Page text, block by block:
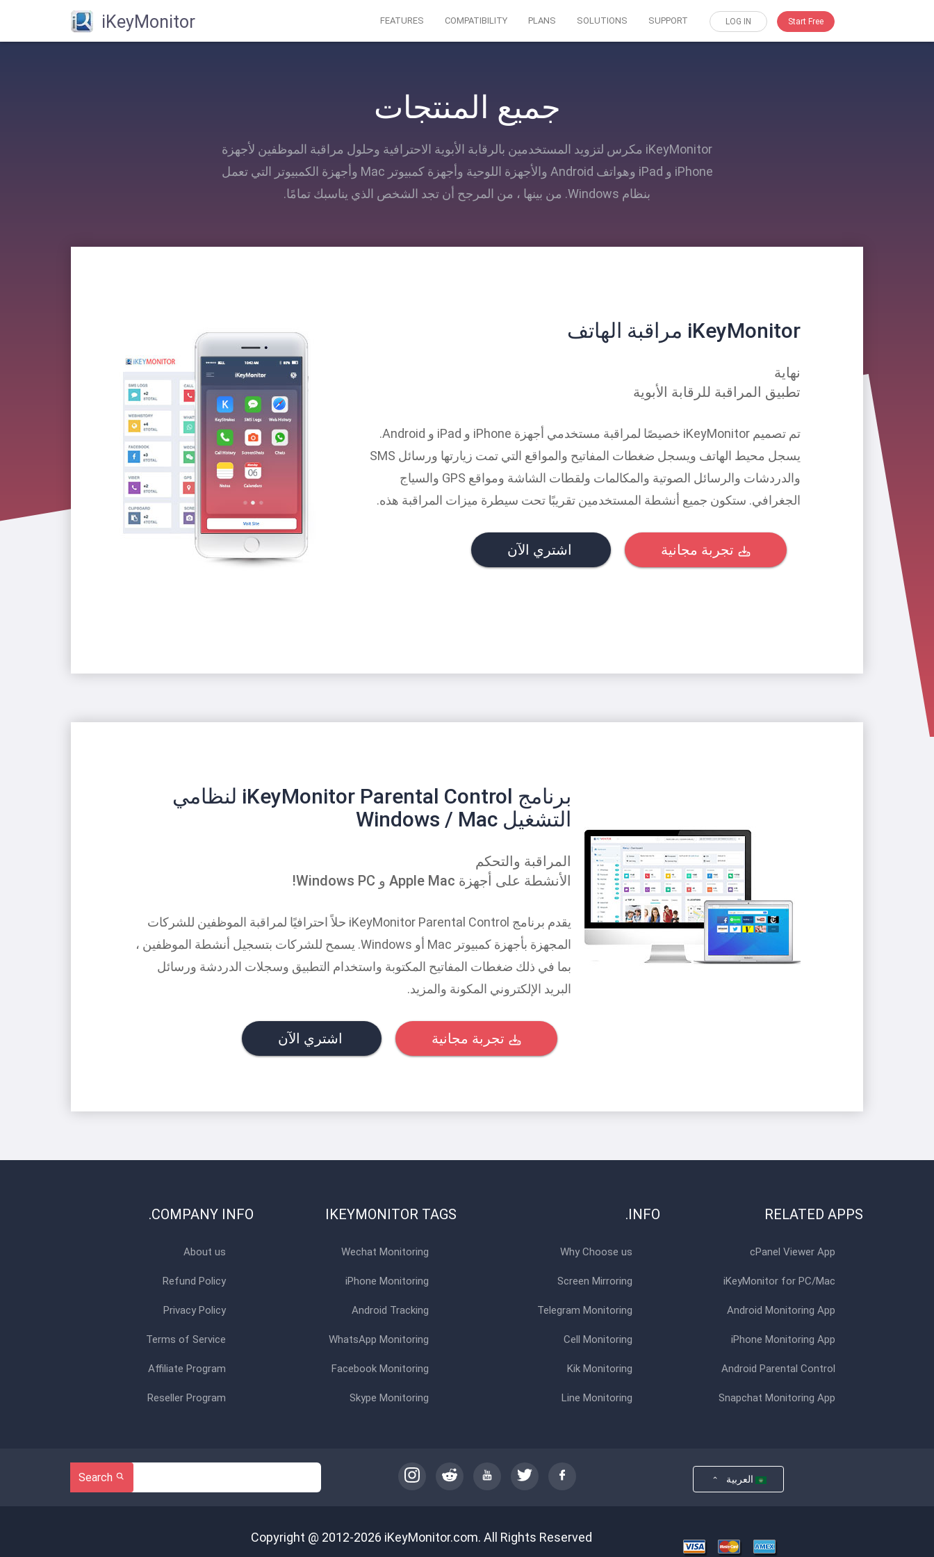
iKeyMonitor FEATURES COMPATIBILITY PLANS SOLUTIONS SUPPORT LOG IN Start Free
جميع المنتجات
iKeyMonitor مكرس لتزويد المستخدمين بالرقابة الأبوية الاحترافية وحلول مراقبة الموظفين لأجهزة
iPhone و iPad وهواتف Android والأجهزة اللوحية وأجهزة كمبيوتر Mac وأجهزة الكمبيوتر التي تعمل
بنظام Windows. من بينها ، من المرجح أن تجد الشخص الذي يناسبك تمامًا.
iKeyMonitor مراقبة الهاتف
نهاية
تطبيق المراقبة للرقابة الأبوية
تم تصميم iKeyMonitor خصيصًا لمراقبة مستخدمي أجهزة iPhone و iPad و Android.
يسجل محيط الهاتف ويسجل ضغطات المفاتيح والمواقع التي تمت زيارتها ورسائل SMS
والدردشات والرسائل الصوتية والمكالمات ولقطات الشاشة ومواقع GPS والسياج
الجغرافي. ستكون جميع أنشطة المستخدمين تقريبًا تحت سيطرة ميزات المراقبة هذه.
تجربة مجانية اشتري الآن
برنامج iKeyMonitor Parental Control لنظامي
التشغيل Windows / Mac
المراقبة والتحكم
الأنشطة على أجهزة Apple Mac و Windows PC!
يقدم برنامج iKeyMonitor Parental Control حلاً احترافيًا لمراقبة الموظفين للشركات
المجهزة بأجهزة كمبيوتر Mac أو Windows. يسمح للشركات بتسجيل أنشطة الموظفين ،
بما في ذلك ضغطات المفاتيح المكتوبة واستخدام التطبيق وسجلات الدردشة ورسائل
البريد الإلكتروني المكونة والمزيد.
تجربة مجانية اشتري الآن
COMPANY INFO.
About us
Refund Policy
Privacy Policy
Terms of Service
Affiliate Program
Reseller Program
IKEYMONITOR TAGS
Wechat Monitoring
iPhone Monitoring
Android Tracking
WhatsApp Monitoring
Facebook Monitoring
Skype Monitoring
INFO.
Why Choose us
Screen Mirroring
Telegram Monitoring
Cell Monitoring
Kik Monitoring
Line Monitoring
RELATED APPS
cPanel Viewer App
iKeyMonitor for PC/Mac
Android Monitoring App
iPhone Monitoring App
Android Parental Control
Snapchat Monitoring App
العربية
Copyright @ 2012-2026 iKeyMonitor.com. All Rights Reserved